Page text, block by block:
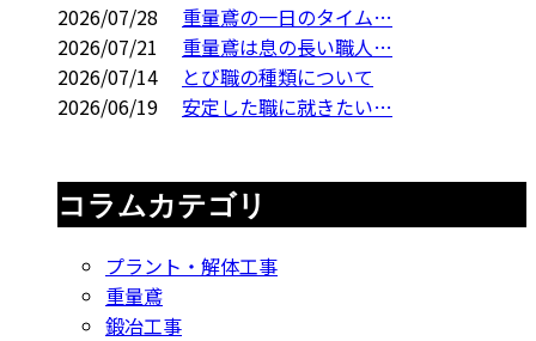
2026/07/28
重量鳶の一日のタイム…
2026/07/21
重量鳶は息の長い職人…
2026/07/14
とび職の種類について
2026/06/19
安定した職に就きたい…
コラムカテゴリ
プラント・解体工事
重量鳶
鍛冶工事